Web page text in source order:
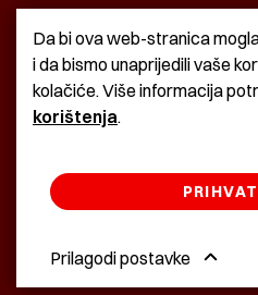
CRNA KRONIKA
BAŠTARDINI I PRAVI
KRASNA ZEMLJA
Da bi ova web-stranica
i da bismo unaprijedili vaše
kolačiće. Više informacija
korištenja.
Prilagodi postavke